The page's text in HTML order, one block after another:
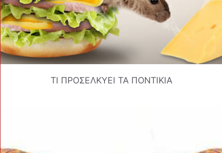
ΤΙ ΠΡΟΣΕΛΚΥΕΙ ΤΑ ΠΟΝΤΙΚΙΑ